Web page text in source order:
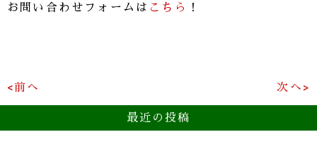
お問い合わせフォームは こちら ！
<前へ 次へ>
最近の投稿